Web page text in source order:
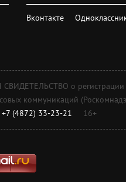
Вконтакте
о регистрации
коммуникаций
+7 (4872) 33-23-21 16+